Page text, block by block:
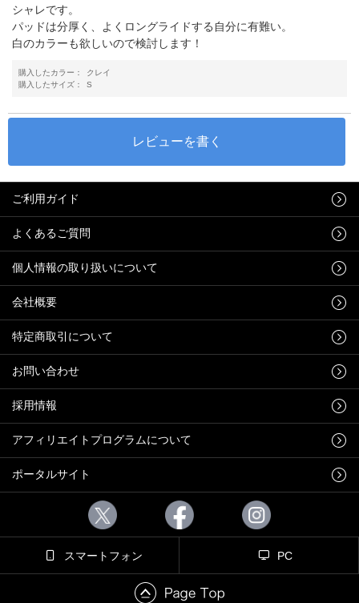
シャレです。
パッドは分厚く、よくロングライドする自分に有難い。
白のカラーも欲しいので検討します！
購入したカラー：
クレイ
購入したサイズ：
S
ご利用ガイド
よくあるご質問
個人情報の取り扱いについて
会社概要
特定商取引について
お問い合わせ
採用情報
アフィリエイトプログラムについて
ポータルサイト
スマートフォン PC